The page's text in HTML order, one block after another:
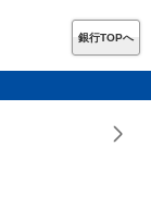
銀行TOPへ